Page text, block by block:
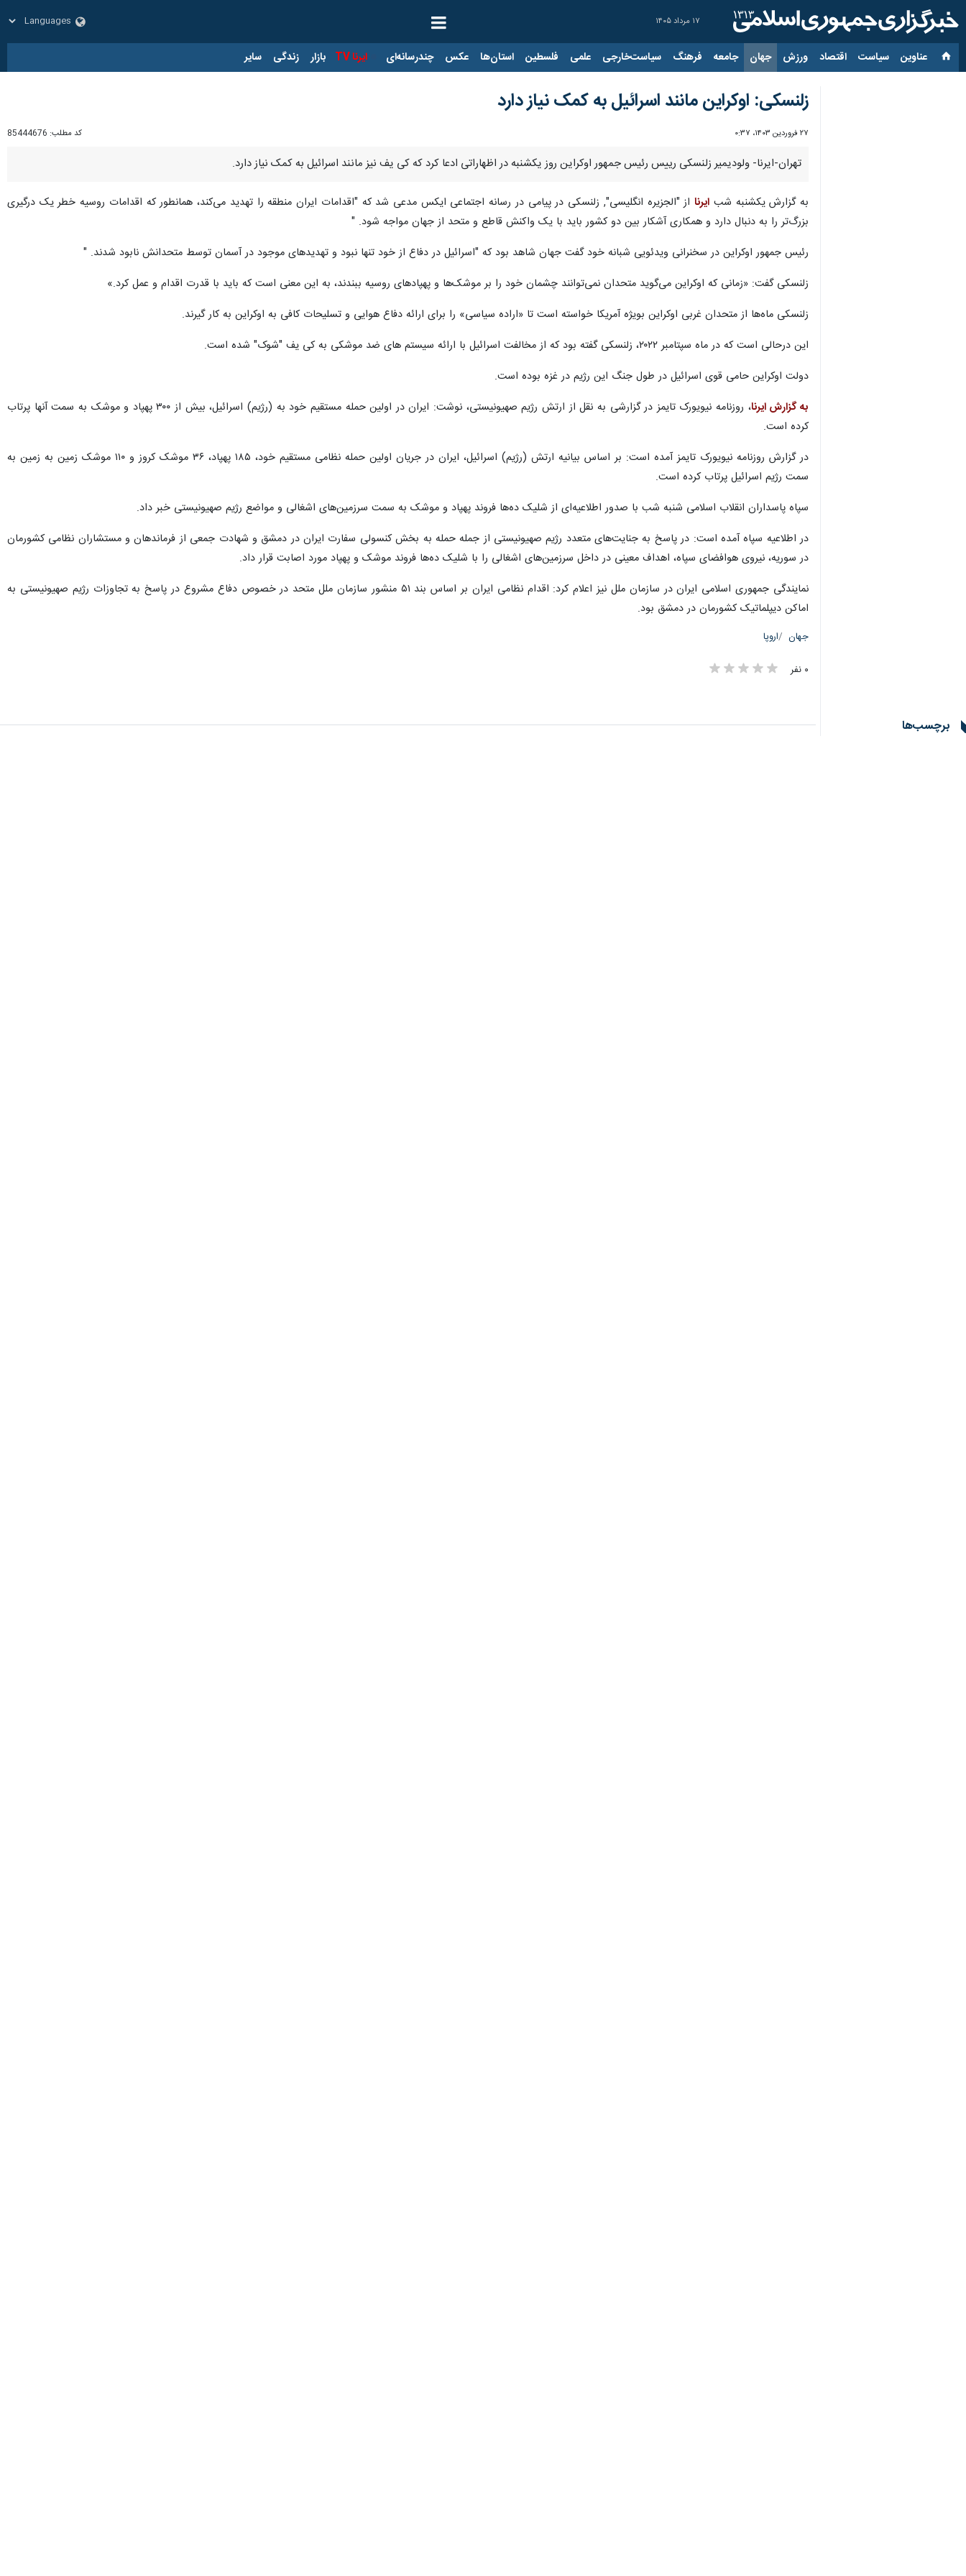
۱۷ مرداد ۱۴۰۵
عناوین‌ سیاست اقتصاد ورزش جهان جامعه فرهنگ سیاست‌خارجی علمی فلسطین استان‌ها عکس چندرسانه‌ای ایرنا TV بازار زندگی سایر
زلنسکی: اوکراین مانند اسرائیل به کمک نیاز دارد
۲۷ فروردین ۱۴۰۳، ۰:۳۷ کد مطلب: 85444676
تهران-ایرنا- ولودیمیر زلنسکی رییس رئیس جمهور اوکراین روز یکشنبه در اظهاراتی ادعا کرد که کی یف نیز مانند اسرائیل به کمک نیاز دارد.
به گزارش یکشنبه شب ایرنااز "الجزیره انگلیسی", زلنسکی در پیامی در رسانه اجتماعی ایکس مدعی شد که "اقدامات ایران منطقه را تهدید می‌کند، همانطور که اقدامات روسیه خطر یک درگیری
بزرگ‌تر را به دنبال دارد و همکاری آشکار بین دو کشور باید با یک واکنش قاطع و متحد از جهان مواجه شود. "
رئیس جمهور اوکراین در سخنرانی ویدئویی شبانه خود گفت جهان شاهد بود که "اسرائیل در دفاع از خود تنها نبود و تهدیدهای موجود در آسمان توسط متحدانش نابود شدند. "
زلنسکی گفت: «زمانی که اوکراین می‌گوید متحدان نمی‌توانند چشمان خود را بر موشک‌ها و پهپادهای روسیه ببندند، به این معنی است که باید با قدرت اقدام و عمل کرد.»
زلنسکی ماه‌ها از متحدان غربی اوکراین بویژه آمریکا خواسته است تا «اراده سیاسی» را برای ارائه دفاع هوایی و تسلیحات کافی به اوکراین به کار گیرند.
این درحالی است که در ماه سپتامبر ۲۰۲۲، زلنسکی گفته بود که از مخالفت اسرائیل با ارائه سیستم های ضد موشکی به کی یف "شوک" شده است.
دولت اوکراین حامی قوی اسرائیل در طول جنگ این رژیم در غزه بوده است.
به گزارش ایرنا
، روزنامه نیویورک تایمز در گزارشی به نقل از ارتش رژیم صهیونیستی، نوشت: ایران در اولین حمله مستقیم خود به (رژیم) اسرائیل، بیش از ۳۰۰ پهپاد و موشک به سمت آنها پرتاب
کرده است.
در گزارش روزنامه نیویورک تایمز آمده است: بر اساس بیانیه ارتش (رژیم) اسرائیل، ایران در جریان اولین حمله نظامی مستقیم خود، ۱۸۵ پهپاد، ۳۶ موشک کروز و ۱۱۰ موشک زمین به زمین به
سمت رژیم اسرائیل پرتاب کرده است.
سپاه پاسداران انقلاب اسلامی شنبه شب با صدور اطلاعیه‌ای از شلیک ده‌ها فروند پهپاد و موشک به سمت سرزمین‌های اشغالی و مواضع رژیم صهیونیستی خبر داد.
در اطلاعیه سپاه آمده است: در پاسخ به جنایت‌های متعدد رژیم صهیونیستی از جمله حمله به بخش کنسولی سفارت ایران در دمشق و شهادت جمعی از فرماندهان و مستشاران نظامی کشورمان
در سوریه، نیروی هوافضای سپاه، اهداف معینی در داخل سرزمین‌های اشغالی را با شلیک ده‌ها فروند موشک و پهپاد مورد اصابت قرار داد.
نمایندگی جمهوری اسلامی ایران در سازمان ملل نیز اعلام کرد: اقدام نظامی ایران بر اساس بند ۵۱ منشور سازمان ملل متحد در خصوص دفاع مشروع در پاسخ به تجاوزات رژیم صهیونیستی به
اماکن دیپلماتیک کشورمان در دمشق بود.
جهان اروپا
۰ نفر
برچسب‌ها